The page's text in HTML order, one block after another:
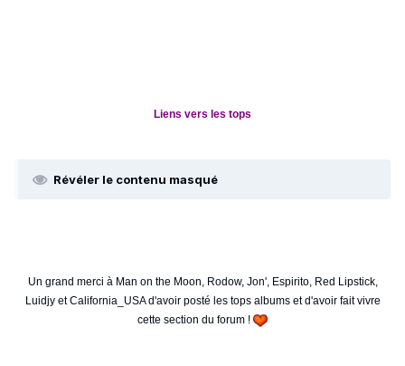
Liens vers les tops
Révéler le contenu masqué
Un grand merci à Man on the Moon, Rodow, Jon', Espirito, Red Lipstick,
Luidjy et California_USA d'avoir posté les tops albums et d'avoir fait vivre
cette section du forum !